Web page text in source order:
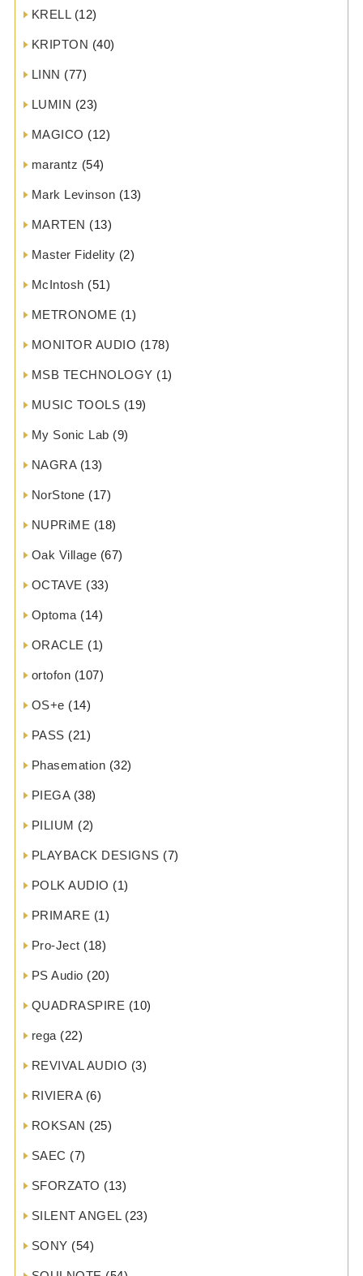
KRELL(12)
KRIPTON (40)
LINN (77)
LUMIN (23)
MAGICO (12)
marantz (54)
Mark Levinson (13)
MARTEN (13)
Master Fidelity (2)
McIntosh (51)
METRONOME (1)
MONITOR AUDIO (178)
MSB TECHNOLOGY (1)
MUSIC TOOLS (19)
My Sonic Lab (9)
NAGRA(13)
NorStone (17)
NUPRiME (18)
Oak Village (67)
OCTAVE (33)
Optoma (14)
ORACLE (1)
ortofon (107)
OS+e (14)
PASS (21)
Phasemation (32)
PIEGA(38)
PILIUM (2)
PLAYBACK DESIGNS (7)
POLK AUDIO (1)
PRIMARE (1)
Pro-Ject (18)
PS Audio (20)
QUADRASPIRE (10)
rega (22)
REVIVAL AUDIO (3)
RIVIERA(6)
ROKSAN (25)
SAEC (7)
SFORZATO (13)
SILENT ANGEL(23)
SONY (54)